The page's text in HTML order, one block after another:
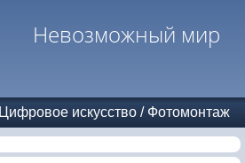
Невозможный мир
Цифровое искусство / Фотомонтаж